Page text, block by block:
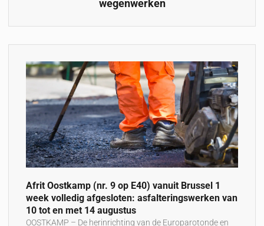
wegenwerken
Afrit Oostkamp (nr. 9 op E40) vanuit Brussel 1
week volledig afgesloten: asfalteringswerken van
10 tot en met 14 augustus
OOSTKAMP – De herinrichting van de Europarotonde en